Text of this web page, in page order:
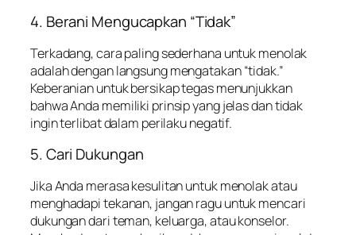
4. Berani Mengucapkan “Tidak”
Terkadang, cara paling sederhana untuk menolak
adalah dengan langsung mengatakan “tidak.”
Keberanian untuk bersikap tegas menunjukkan
bahwa Anda memiliki prinsip yang jelas dan tidak
ingin terlibat dalam perilaku negatif.
5. Cari Dukungan
Jika Anda merasa kesulitan untuk menolak atau
menghadapi tekanan, jangan ragu untuk mencari
dukungan dari teman, keluarga, atau konselor.